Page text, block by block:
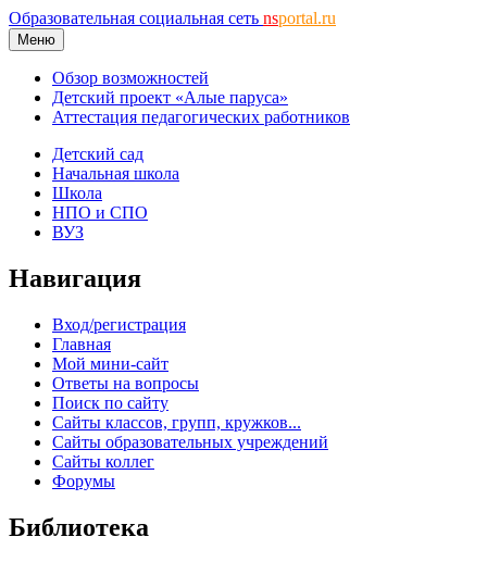
Образовательная социальная сеть nsportal.ru
Меню
Обзор возможностей
Детский проект «Алые паруса»
Аттестация педагогических работников
Детский сад
Начальная школа
Школа
НПО и СПО
ВУЗ
Навигация
Вход/регистрация
Главная
Мой мини-сайт
Ответы на вопросы
Поиск по сайту
Сайты классов, групп, кружков...
Сайты образовательных учреждений
Сайты коллег
Форумы
Библиотека